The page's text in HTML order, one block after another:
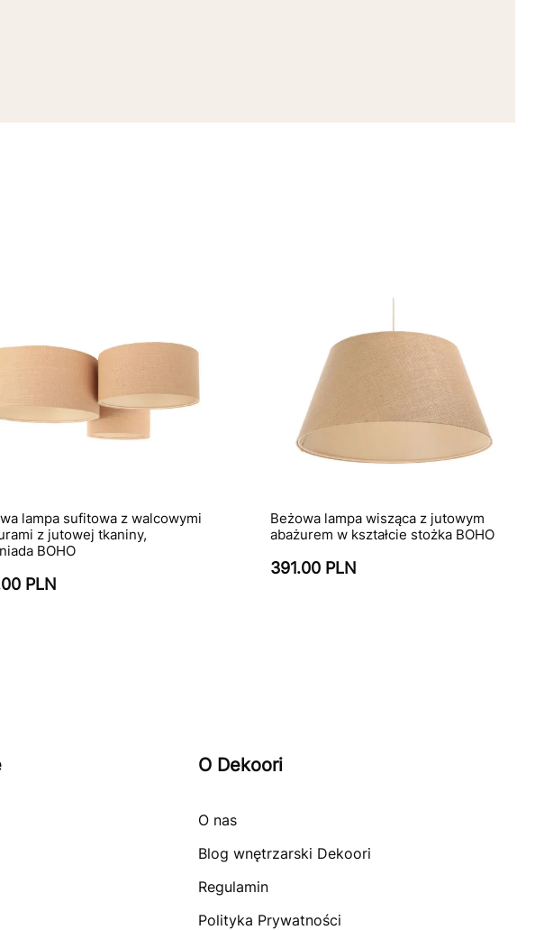
lampa sufitowa z walcowymi
z jutowej tkaniny,
BOHO
PLN
Beżowa lampa wisząca z jutowym
abażurem w kształcie stożka BOHO
391.00 PLN
O Dekoori
O nas
Blog wnętrzarski Dekoori
Regulamin
Polityka Prywatności